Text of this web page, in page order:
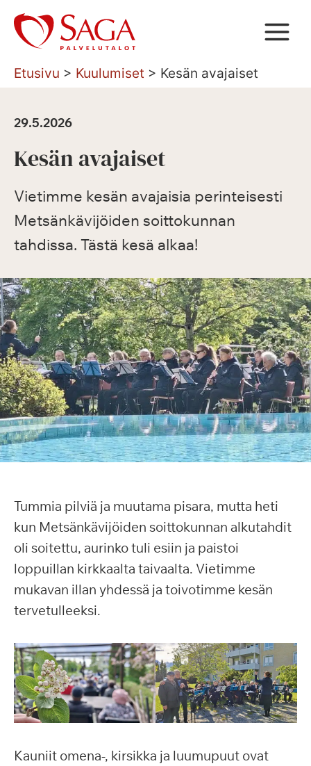
Siirry
sisältöön
Etusivu > Kuulumiset > Kesän avajaiset
29.5.2026
Kesän avajaiset
Vietimme kesän avajaisia perinteisesti
Metsänkävijöiden soittokunnan
tahdissa. Tästä kesä alkaa!
Tummia pilviä ja muutama pisara, mutta heti
kun Metsänkävijöiden soittokunnan alkutahdit
oli soitettu, aurinko tuli esiin ja paistoi
loppuillan kirkkaalta taivaalta. Vietimme
mukavan illan yhdessä ja toivotimme kesän
tervetulleeksi.
Kauniit omena-, kirsikka ja luumupuut ovat